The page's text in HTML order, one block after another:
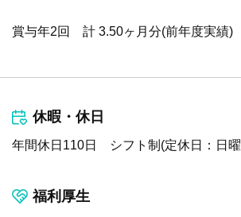
賞与年2回 計 3.50ヶ月分(前年度実績)
休暇・休日
年間休日110日 シフト制(定休日：日
福利厚生